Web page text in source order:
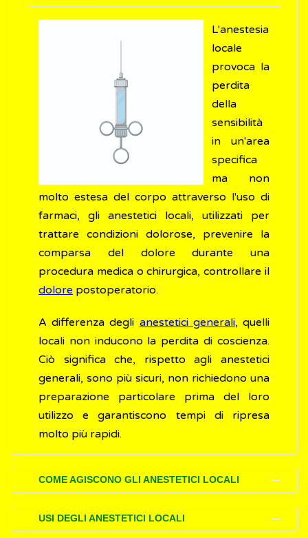
L'anestesia
locale
provoca la
perdita
della
sensibilità
in un'area
specifica
ma non
molto estesa del corpo attraverso l'uso di
farmaci, gli anestetici locali, utilizzati per
trattare condizioni dolorose, prevenire la
comparsa del dolore durante una
procedura medica o chirurgica, controllare il
dolore postoperatorio.
A differenza degli anestetici generali, quelli
locali non inducono la perdita di coscienza.
Ciò significa che, rispetto agli anestetici
generali, sono più sicuri, non richiedono una
preparazione particolare prima del loro
utilizzo e garantiscono tempi di ripresa
molto più rapidi.
COME AGISCONO GLI ANESTETICI LOCALI
Gli anestetici locali impediscono ai nervi di
una determinata zona del corpo di
USI DEGLI ANESTETICI LOCALI